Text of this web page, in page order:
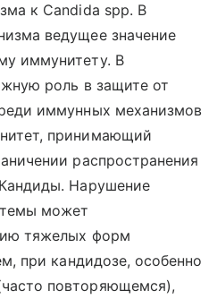
к Candida spp. В
ведущее значение
иммунитету. В
роль в защите от
иммунных механизмов
принимающий
распространения
Нарушение
может
тяжелых форм
при кандидозе, особенно
повторяющемся),